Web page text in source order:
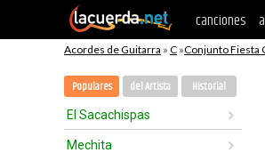
canciones
Acordes de Guitarra » C »Conjunto Fiesta
Populares del Artista Historial
El Sacachispas
Mechita